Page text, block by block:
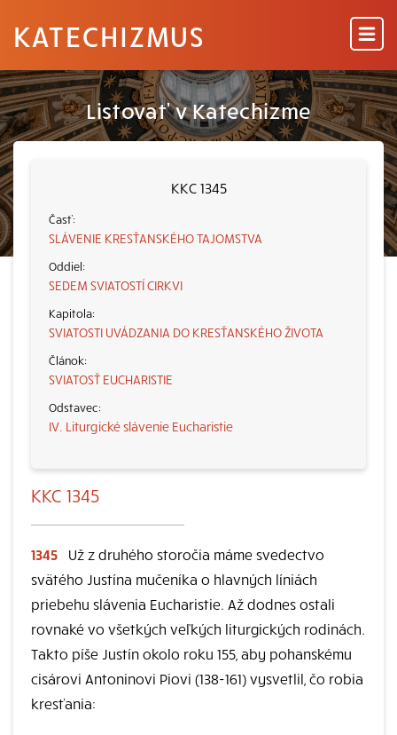
KATECHIZMUS
Listovať v Katechizme
KKC 1345
SLÁVENIE KRESŤANSKÉHO TAJOMSTVA
SEDEM SVIATOSTÍ CIRKVI
SVIATOSTI UVÁDZANIA DO KRESŤANSKÉHO ŽIVOTA
SVIATOSŤ EUCHARISTIE
IV. Liturgické slávenie Eucharistie
KKC 1345
1345
Už z druhého storočia máme svedectvo
svätého Justína mučeníka o hlavných líniách
priebehu slávenia Eucharistie. Až dodnes ostali
rovnaké vo všetkých veľkých liturgických rodinách.
Takto píše Justín okolo roku 155, aby pohanskému
cisárovi Antoninovi Piovi (138-161) vysvetlil, čo robia
kresťania: